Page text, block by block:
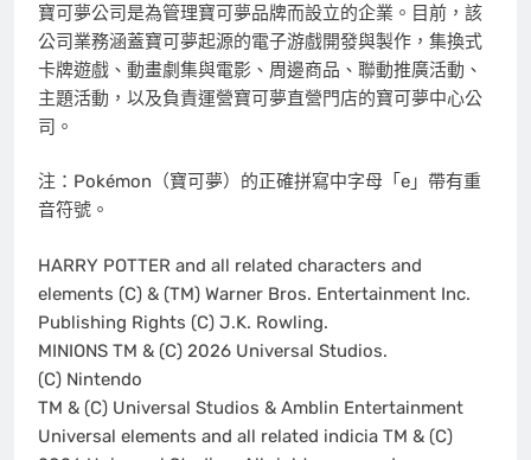
寶可夢公司是為管理寶可夢品牌而設立的企業。目前，該
公司業務涵蓋寶可夢起源的電子游戲開發與製作，集換式
卡牌遊戲、動畫劇集與電影、周邊商品、聯動推廣活動、
主題活動，以及負責運營寶可夢直營門店的寶可夢中心公
司。
注：Pokémon（寶可夢）的正確拼寫中字母「e」帶有重
音符號。
HARRY POTTER and all related characters and
elements (C) & (TM) Warner Bros. Entertainment Inc.
Publishing Rights (C) J.K. Rowling.
MINIONS TM & (C) 2026 Universal Studios.
(C) Nintendo
TM & (C) Universal Studios & Amblin Entertainment
Universal elements and all related indicia TM & (C)